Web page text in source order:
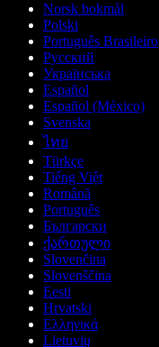
Norsk bokmål
Polski
Português Brasileiro
Русский
Українська
Español
Español (México)
Svenska
ไทย
Türkçe
Tiếng Việt
Română
Português
Български
ქართული
Slovenčina
Slovenščina
Eesti
Hrvatski
Ελληνικά
Lietuvių